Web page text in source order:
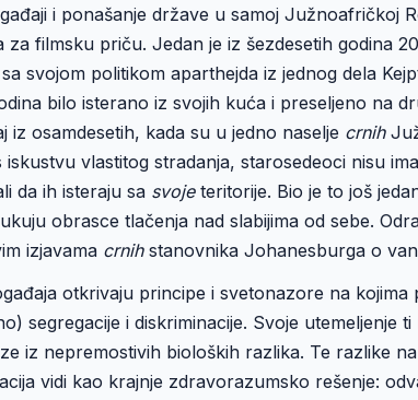
i ponašanje države u samoj Južnoafričkoj
za filmsku priču. Jedan je iz šezdesetih godina
svojom politikom aparthejda iz jednog dela
bilo isterano iz svojih kuća i preseljeno na
iz osamdesetih, kada su u jedno naselje crnih
iskustvu vlastitog stradanja, starosedeoci nisu
da ih isteraju sa svojeteritorije. Bio je to još
obrasce tlačenja nad slabijima od sebe.
izjavama crnihstanovnika Johanesburga o
otkrivaju principe i svetonazore na
segregacije i diskriminacije. Svoje
iz nepremostivih bioloških razlika. Te razlike
vidi kao krajnje zdravorazumsko rešenje: